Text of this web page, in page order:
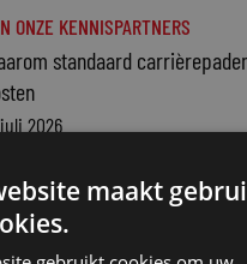
ONZE KENNISPARTNERS
standaard
2026
maakt